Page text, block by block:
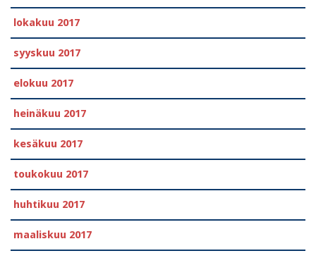
lokakuu 2017
syyskuu 2017
elokuu 2017
heinäkuu 2017
kesäkuu 2017
toukokuu 2017
huhtikuu 2017
maaliskuu 2017